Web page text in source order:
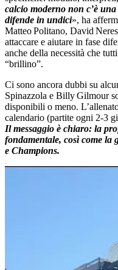
calcio moderno non c’è
difende in undici», ha
Matteo Politano, David
attaccare e aiutare in fase
anche della necessità che
“brillino”.
Ci sono ancora dubbi su
Spinazzola e Billy Gilmour
disponibili o meno.
calendario (partite ogni 2‑3
Il messaggio è chiaro: la
fondamentale, così come la
e Champions.